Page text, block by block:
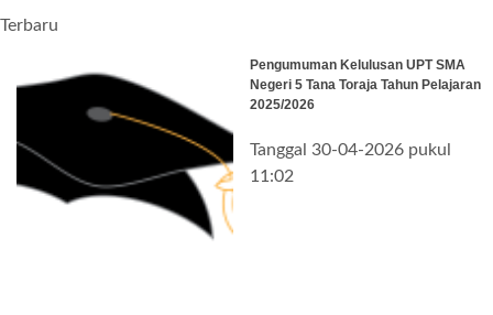
Terbaru
Pengumuman Kelulusan UPT SMA
Negeri 5 Tana Toraja Tahun Pelajaran
2025/2026
Tanggal 30-04-2026 pukul
11:02